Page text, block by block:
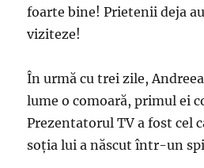
foarte bine! Prietenii deja
viziteze!
În urmă cu trei zile,
lume o comoară, primul ei
Prezentatorul TV a fost cel
soţia lui a născut într-un